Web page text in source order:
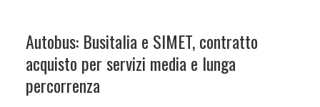
Autobus: Busitalia e SIMET, contratto
acquisto per servizi media e lunga
percorrenza